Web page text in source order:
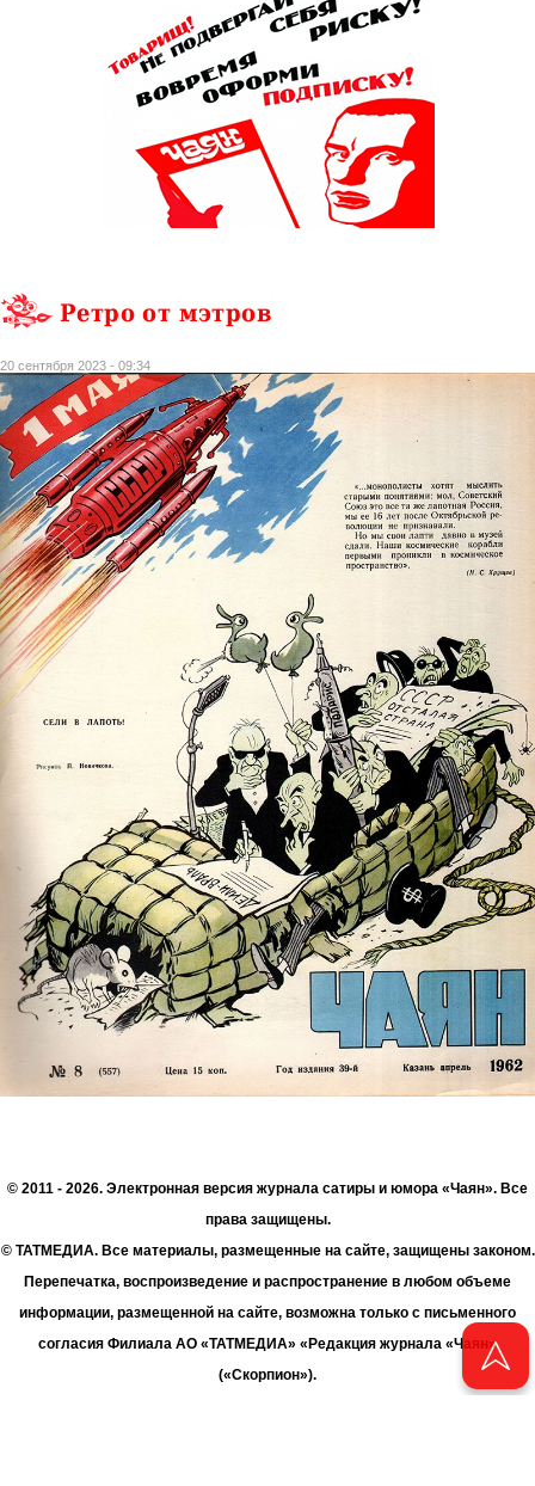
Ретро от мэтров
20 сентября 2023 - 09:34
© 2011 - 2026. Электронная версия журнала сатиры и юмора «Чаян». Все
права защищены.
© ТАТМЕДИА. Все материалы, размещенные на сайте, защищены законом.
Перепечатка, воспроизведение и распространение в любом объеме
информации, размещенной на сайте, возможна только с письменного
согласия Филиала АО «ТАТМЕДИА» «Редакция журнала «Чаян»
(«Скорпион»).